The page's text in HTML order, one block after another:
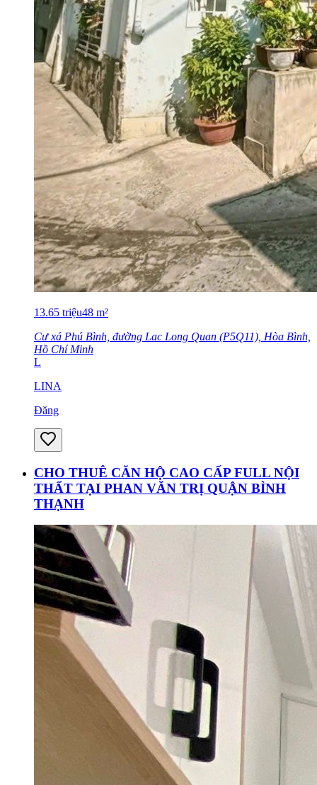
13.65 triệu48 m²
Cư xá Phú Bình, đường Lac Long Quan (P5Q11), Hòa Bình,
Hồ Chí Minh
L
LINA
Đăng
CHO THUÊ CĂN HỘ CAO CẤP FULL NỘI
THẤT TẠI PHAN VĂN TRỊ QUẬN BÌNH
THẠNH